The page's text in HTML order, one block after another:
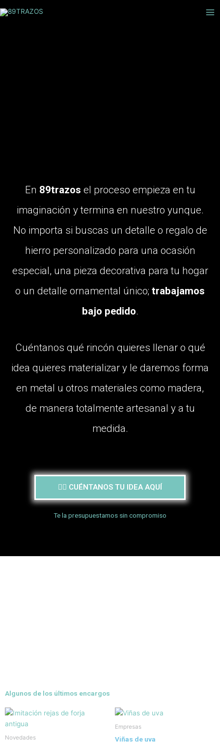
al
En 89trazos el proceso empieza en tu
imaginación y termina en nuestro yunque.
No importa si buscas un detalle o regalo de
hierro personalizado para una ocasión
especial, una pieza decorativa para tu hogar
o un detalle ornamental único; trabajamos
bajo pedido.
Cuéntanos qué rincón quieres llenar o qué
idea quieres materializar y le daremos forma
en metal u otros materiales como madera,
de manera totalmente artesanal y a tu
medida.
👉🏻 CUÉNTANOS TU IDEA AQUÍ
Te la presupuestamos sin compromiso
Algunos de los últimos encargos
Novedades
Empresas
Viñas de uva
por: